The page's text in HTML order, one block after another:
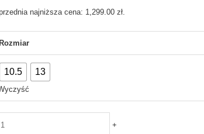
wynosiła:
wynosi:
najniższa cena: 1,299.00zł
Rozmiar
10.5 13
+